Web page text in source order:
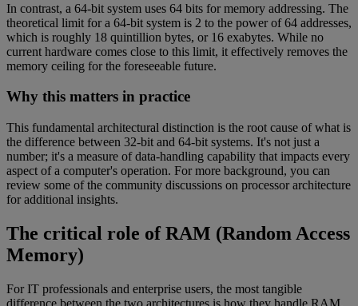
In contrast, a 64-bit system uses 64 bits for memory addressing. The
theoretical limit for a 64-bit system is 2 to the power of 64 addresses,
which is roughly 18 quintillion bytes, or 16 exabytes. While no
current hardware comes close to this limit, it effectively removes the
memory ceiling for the foreseeable future.
Why this matters in practice
This fundamental architectural distinction is the root cause of what is
the difference between 32-bit and 64-bit systems. It's not just a
number; it's a measure of data-handling capability that impacts every
aspect of a computer's operation. For more background, you can
review some of the community discussions on processor architecture
for additional insights.
The critical role of RAM (Random Access
Memory)
For IT professionals and enterprise users, the most tangible
difference between the two architectures is how they handle RAM.